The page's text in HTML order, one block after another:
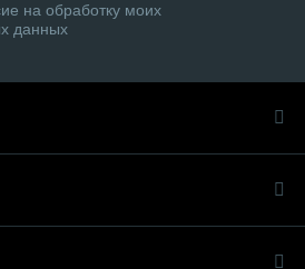
на обработку моих
данных